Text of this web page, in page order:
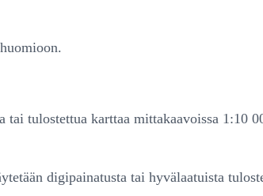
tulostettua karttaa mittakaavoissa 1:10
digipainatusta tai hyvälaatuista